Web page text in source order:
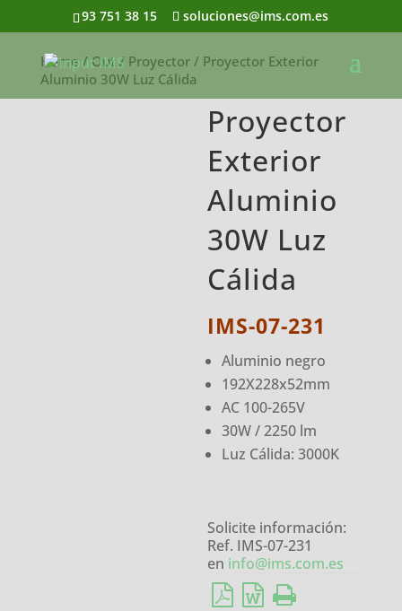
93 751 38 15 soluciones@ims.com.es
Home/Out/ Proyector/ Proyector Exterior
Aluminio 30W Luz Cálida
Proyector
Exterior
Aluminio
30W Luz
Cálida
IMS-07-231
Aluminio negro
192X228x52mm
AC 100-265V
30W / 2250 lm
Luz Cálida: 3000K
Solicite información:
Ref. IMS-07-231
en info@ims.com.es